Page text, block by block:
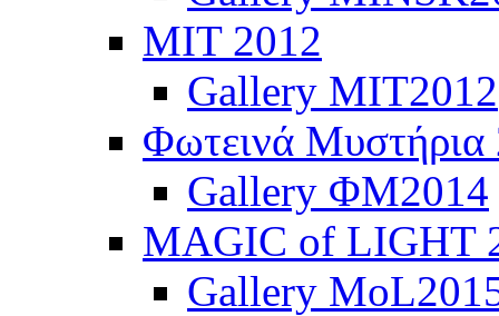
ΜIT 2012
Gallery MIT2012
Φωτεινά Μυστήρια
Gallery ΦΜ2014
MAGIC of LIGHT
Gallery